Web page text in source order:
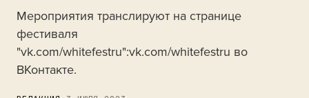
Мероприятия транслируют на странице
фестиваля
"vk.com/whitefestru":vk.com/whitefestru во
ВКонтакте.